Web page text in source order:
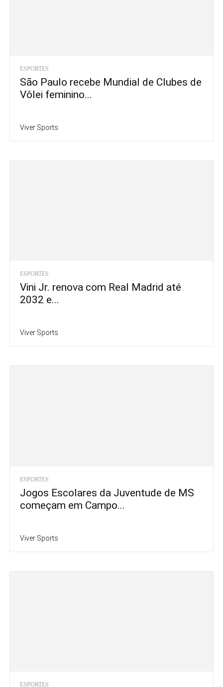
ESPORTES
São Paulo recebe Mundial de Clubes de
Vôlei feminino...
Viver Sports
ESPORTES
Vini Jr. renova com Real Madrid até
2032 e...
Viver Sports
ESPORTES
Jogos Escolares da Juventude de MS
começam em Campo...
Viver Sports
ESPORTES